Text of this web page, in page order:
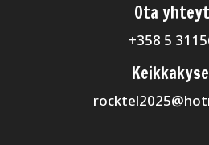
Ota
+358 5